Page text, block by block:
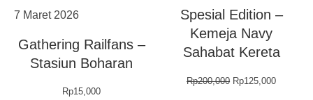
7 Maret 2026
Gathering Railfans –
Stasiun Boharan
Rp15,000
Spesial Edition –
Kemeja Navy
Sahabat Kereta
Rp200,000 Harga
Rp125,000Harga